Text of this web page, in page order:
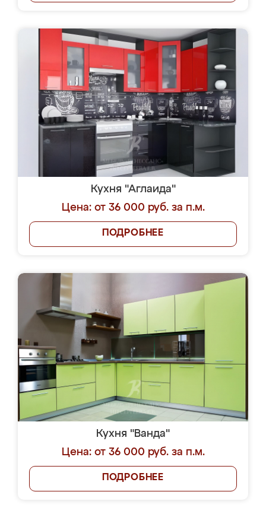
Кухня "Аглаида"
Цена: от 36 000 руб. за п.м.
ПОДРОБНЕЕ
Кухня "Ванда"
Цена: от 36 000 руб. за п.м.
ПОДРОБНЕЕ